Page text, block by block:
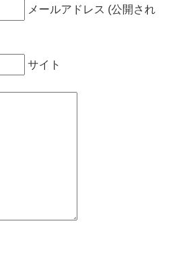
メールアドレス (公開され
サイト